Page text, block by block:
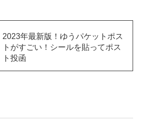
2023年最新版！ゆうパケットポス
トがすごい！シールを貼ってポス
ト投函